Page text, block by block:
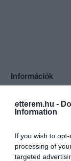
etterem.hu -
Information
If you wish to
processing of
targeted
Információk
Elfogadott kártyák:
Felszereltség: